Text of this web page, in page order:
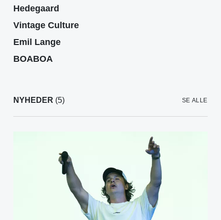
Hedegaard
Vintage Culture
Emil Lange
BOABOA
NYHEDER (5) SE ALLE